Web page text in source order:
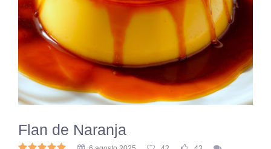
Flan de Naranja